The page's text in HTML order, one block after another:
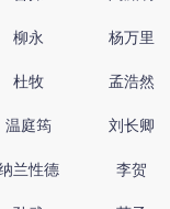
柳永 杨万里
杜牧 孟浩然
温庭筠 刘长卿
兰性德 李贺